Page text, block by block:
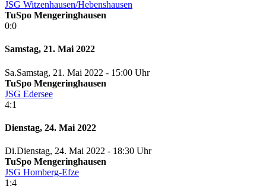
JSG Witzenhausen/Hebenshausen
TuSpo Mengeringhausen
0:0
Samstag, 21. Mai 2022
Sa.Samstag, 21. Mai 2022 - 15:00 Uhr
TuSpo Mengeringhausen
JSG Edersee
4:1
Dienstag, 24. Mai 2022
Di.Dienstag, 24. Mai 2022 - 18:30 Uhr
TuSpo Mengeringhausen
JSG Homberg-Efze
1:4